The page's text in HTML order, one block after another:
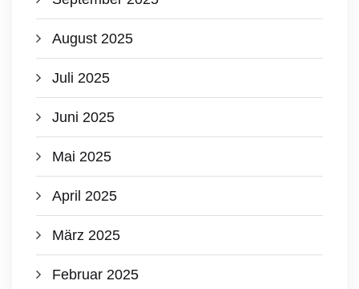
August 2025
Juli 2025
Juni 2025
Mai 2025
April 2025
März 2025
Februar 2025